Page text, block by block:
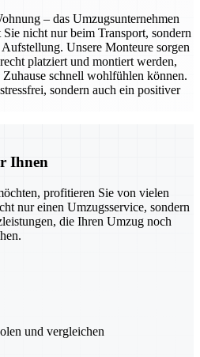
– das Umzugsunternehmen
nicht nur beim Transport, sondern
Unsere Monteure sorgen
platziert und montiert werden,
schnell wohlfühlen können.
sondern auch ein positiver
Ihnen
profitieren Sie von vielen
nur einen Umzugsservice, sondern
die Ihren Umzug noch
und vergleichen